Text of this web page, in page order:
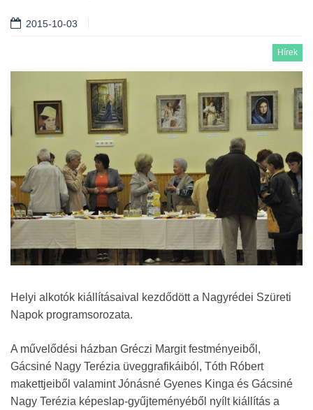
2015-10-03
Hírek
Helyi alkotók kiállításaival kezdődött a Nagyrédei Szüreti
Napok programsorozata.
A művelődési házban Gréczi Margit festményeiből,
Gácsiné Nagy Terézia üveggrafikáiból, Tóth Róbert
makettjeiből valamint Jónásné Gyenes Kinga és Gácsiné
Nagy Terézia képeslap-gyűjteményéből nyílt kiállítás a